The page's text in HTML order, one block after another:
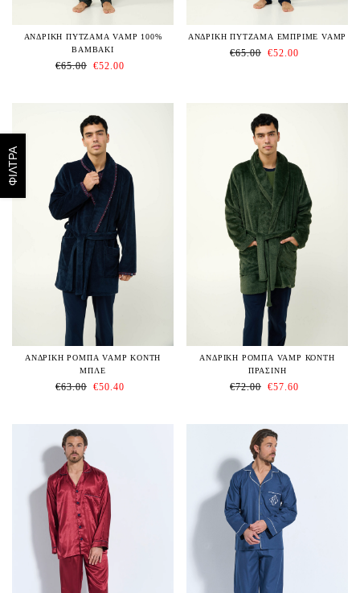
ΦΙΛΤΡΑ
ΑΝΔΡΙΚΗ ΠΥΤΖΑΜΑ VAMP 100%
ΒΑΜΒΑΚΙ
€65.00 €52.00
ΑΝΔΡΙΚΗ ΠΥΤΖΑΜΑ ΕΜΠΡΙΜΕ VAMP
€65.00 €52.00
ΑΝΔΡΙΚΗ ΡΟΜΠΑ VAMP KONTH
ΜΠΛΕ
€63.00 €50.40
ΑΝΔΡΙΚΗ ΡΟΜΠΑ VAMP ΚΟΝΤΗ
ΠΡΑΣΙΝΗ
€72.00 €57.60